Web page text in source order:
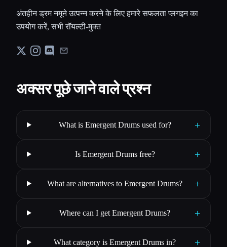
अंतहीन ड्रम नमूने उत्पन्न करने के लिए हमारे सफलता प्लगइन का
उपयोग करें, सभी रॉयल्टी-मुक्त
अक्सर पूछे जाने वाले प्रश्न
What is Emergent Drums used for? +
Is Emergent Drums free? +
What are alternatives to Emergent Drums? +
Where can I get Emergent Drums? +
What category is Emergent Drums in? +